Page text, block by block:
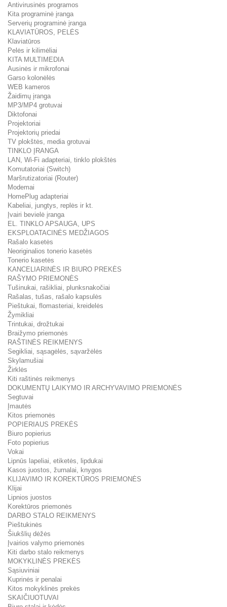
Antivirusinės programos
Kita programinė įranga
Serverių programinė įranga
KLAVIATŪROS, PELĖS
Klaviatūros
Pelės ir kilimėliai
KITA MULTIMEDIA
Ausinės ir mikrofonai
Garso kolonėlės
WEB kameros
Žaidimų įranga
MP3/MP4 grotuvai
Diktofonai
Projektoriai
Projektorių priedai
TV plokštės, media grotuvai
TINKLO ĮRANGA
LAN, Wi-Fi adapteriai, tinklo plokštės
Komutatoriai (Switch)
Maršrutizatoriai (Router)
Modemai
HomePlug adapteriai
Kabeliai, jungtys, replės ir kt.
Įvairi bevielė įranga
EL. TINKLO APSAUGA, UPS
EKSPLOATACINĖS MEDŽIAGOS
Rašalo kasetės
Neoriginalios tonerio kasetės
Tonerio kasetės
KANCELIARINĖS IR BIURO PREKĖS
RAŠYMO PRIEMONĖS
Tušinukai, rašikliai, plunksnakočiai
Rašalas, tušas, rašalo kapsulės
Pieštukai, flomasteriai, kreidelės
Žymikliai
Trintukai, drožtukai
Braižymo priemonės
RAŠTINĖS REIKMENYS
Segikliai, sąsagėlės, sąvaržėlės
Skylamušiai
Žirklės
Kiti raštinės reikmenys
DOKUMENTŲ LAIKYMO IR ARCHYVAVIMO PRIEMONĖS
Segtuvai
Įmautės
Kitos priemonės
POPIERIAUS PREKĖS
Biuro popierius
Foto popierius
Vokai
Lipnūs lapeliai, etiketės, lipdukai
Kasos juostos, žurnalai, knygos
KLIJAVIMO IR KOREKTŪROS PRIEMONĖS
Klijai
Lipnios juostos
Korektūros priemonės
DARBO STALO REIKMENYS
Pieštukinės
Šiukšlių dėžės
Įvairios valymo priemonės
Kiti darbo stalo reikmenys
MOKYKLINĖS PREKĖS
Sąsiuviniai
Kuprinės ir penalai
Kitos mokyklinės prekės
SKAIČIUOTUVAI